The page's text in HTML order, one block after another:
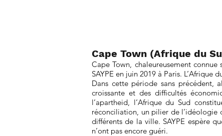
Cape Town (Afrique du
Cape Town, chaleureusement
SAYPE en juin 2019 à Paris.
Dans cette période sans
croissante et des difficultés
l’apartheid, l’Afrique du Sud
réconciliation, un pilier de l’idéologie
différents de la ville. SAYPE espère
n’ont pas encore guéri.